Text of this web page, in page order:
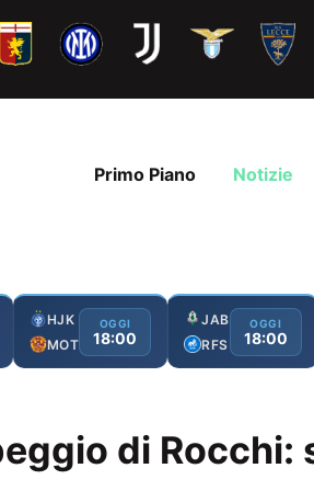
Primo Piano Notizie
HJK
MOT
OGGI
18:00
JAB
RFS
OGGI
18:00
di Rocchi: